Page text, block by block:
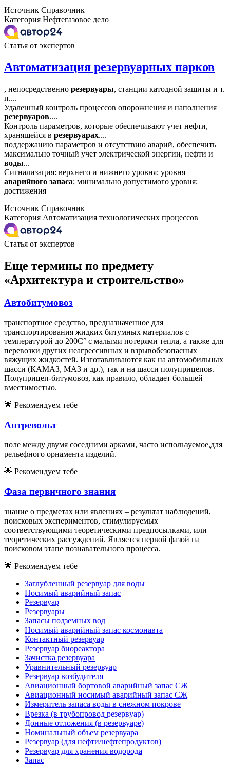
Источник Справочник
Категория Нефтегазовое дело
Статья от экспертов
Автоматизация резервуарных парков
, непосредственно резервуары, станции катодной защиты и т.
п....
Удаленный контроль процессов опорожнения и наполнения
резервуаров....
Контроль параметров, которые обеспечивают учет нефти,
хранящейся в резервуарах....
поддержанию параметров и отсутствию аварий, обеспечить
максимально точный учет электрической энергии, нефти и
воды...
Сигнализация: верхнего и нижнего уровня; уровня
аварийного запаса; минимально допустимого уровня;
достижения
Источник Справочник
Категория Автоматизация технологических процессов
Статья от экспертов
Еще термины по предмету
«Архитектура и строительство»
Автобитумовоз
транспортное средство, предназначенное для
транспортирования жидких битумных материалов с
температурой до 200С° с малыми потерями тепла, а также для
перевозки других неагрессивных и взрывобезопасных
вяжущих жидкостей. Изготавливаются как на автомобильных
шасси (КАМАЗ, МАЗ и др.), так и на шасси полуприцепов.
Полуприцеп-битумовоз, как правило, обладает большей
вместимостью.
🌟 Рекомендуем тебе
Антревольт
поле между двумя соседними арками, часто используемое,для
рельефного орнамента изделий.
🌟 Рекомендуем тебе
Фаза первичного знания
знание о предметах или явлениях – результат наблюдений,
поисковых экспериментов, стимулируемых
соответствующими теоретическими предпосылками, или
теоретических рассуждений. Является первой фазой на
поисковом этапе познавательного процесса.
🌟 Рекомендуем тебе
Заглубленный резервуар для воды
Носимый аварийный запас
Резервуар
Резервуары
Запасы подземных вод
Носимый аварийный запас космонавта
Контактный резервуар
Резервуар биореактора
Зачистка резервуара
Уравнительный резервуар
Резервуар возбудителя
Авиационный бортовой аварийный запас СЖ
Авиационный носимый аварийный запас СЖ
Измеритель запаса воды в снежном покрове
Врезка (в трубопровод резервуар
резервуар)
Донные отложения (в резервуаре)
Номинальный объем резервуара
Резервуар (для нефти/нефтепродуктов)
Резервуар для хранения водорода
Запас